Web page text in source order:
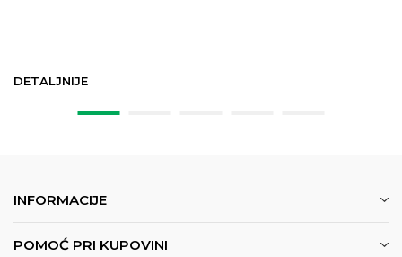
DETALJNIJE
INFORMACIJE
POMOĆ PRI KUPOVINI